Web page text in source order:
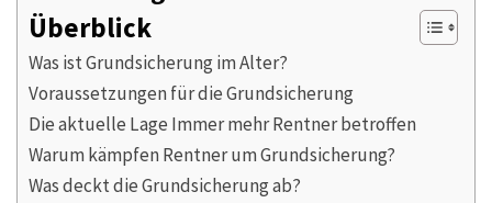
Überblick
Was ist Grundsicherung im Alter?
Voraussetzungen für die Grundsicherung
Die aktuelle Lage Immer mehr Rentner betroffen
Warum kämpfen Rentner um Grundsicherung?
Was deckt die Grundsicherung ab?